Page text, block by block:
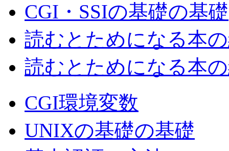
CGI・SSIの基礎の基礎
読むとためになる本
読むとためになる本
CGI環境変数
UNIXの基礎の基礎